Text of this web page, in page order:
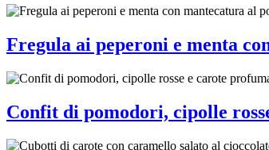
Fregula ai peperoni e menta
Confit di pomodori, cipolle